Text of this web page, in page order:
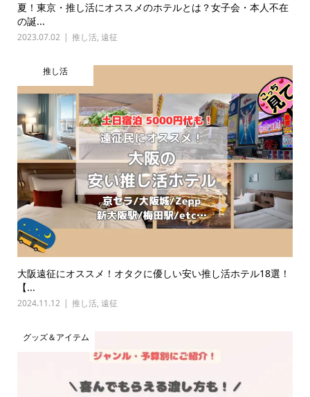
夏！東京・推し活にオススメのホテルとは？女子会・本人不在
の誕...
2023.07.02 推し活, 遠征
推し活
大阪遠征にオススメ！オタクに優しい安い推し活ホテル18選！
【...
2024.11.12 推し活, 遠征
グッズ＆アイテム